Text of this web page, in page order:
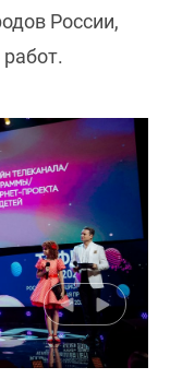
России,